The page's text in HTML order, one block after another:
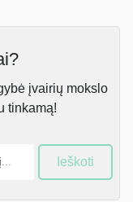
įvairių mokslo
tinkamą!
Ieškoti